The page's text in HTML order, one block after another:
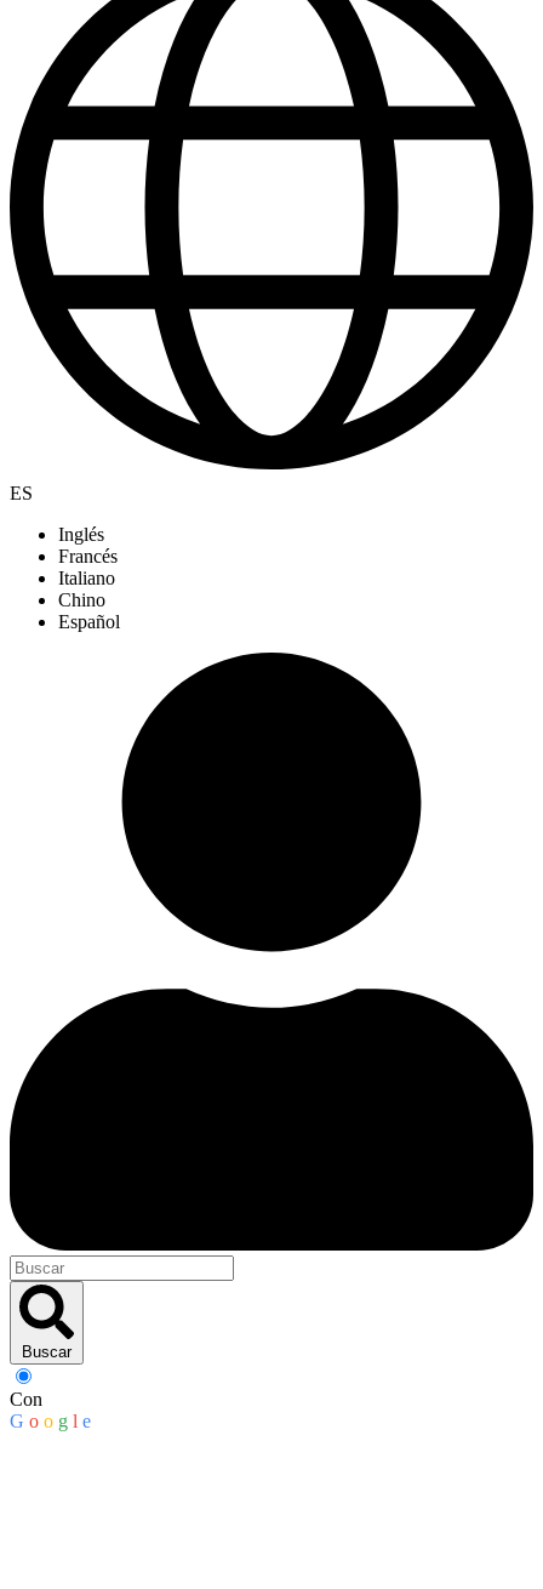
ES
Inglés
Francés
Italiano
Chino
Español
Buscar
Con
G o o g l e